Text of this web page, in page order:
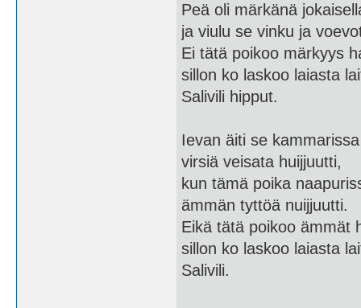
Peä oli märkänä
ja viulu se vinku ja
Ei tätä poikoo märkyys
sillon ko laskoo laiasta
Salivili hipput.
Ievan äiti se kammarissa
virsiä veisata huijjuutti,
kun tämä poika
ämmän tyttöä nuijjuutti.
Eikä tätä poikoo ämmät
sillon ko laskoo laiasta
Salivili.